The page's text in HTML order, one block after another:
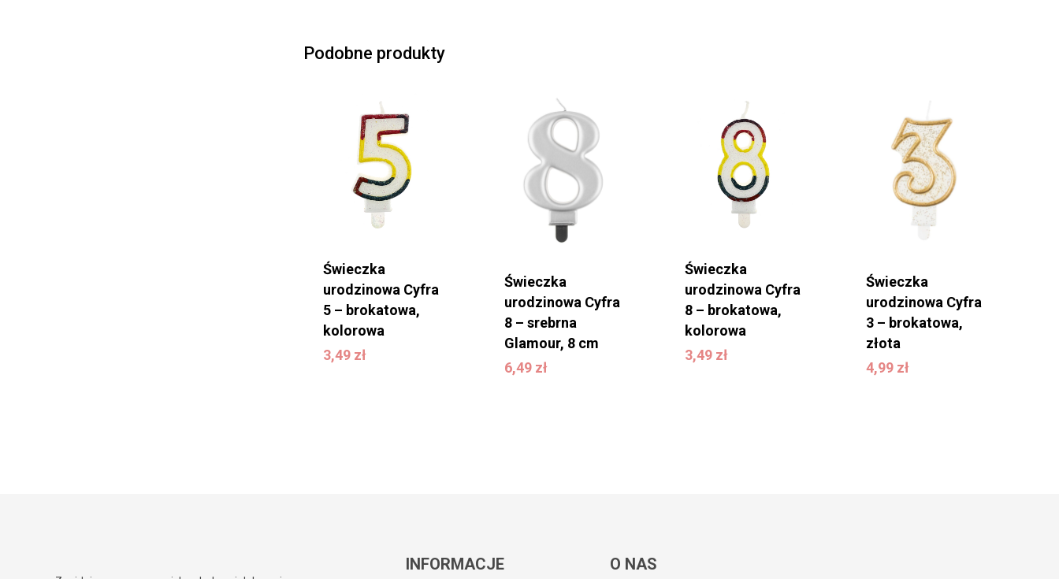
Podobne produkty
Świeczka
urodzinowa Cyfra
5 – brokatowa,
kolorowa
3,49 zł
3,49zł
Świeczka
urodzinowa Cyfra
8 – srebrna
Glamour, 8 cm
6,49 zł
6,49zł
Świeczka
urodzinowa Cyfra
8 – brokatowa,
kolorowa
3,49 zł
3,49zł
Świeczka
urodzinowa Cyfra
3 – brokatowa,
złota
4,99 zł
4,99
INFORMACJE
O NAS